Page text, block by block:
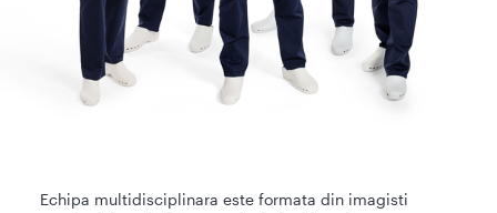
Echipa multidisciplinara este formata din imagisti